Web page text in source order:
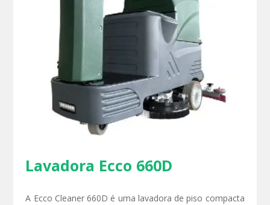
Lavadora Ecco 660D
A Ecco Cleaner 660D é uma lavadora de piso compacta